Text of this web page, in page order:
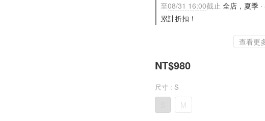
至08/31 16:00截止 全店，夏季
累計折扣！
查看更
NT$980
尺寸 : S
M